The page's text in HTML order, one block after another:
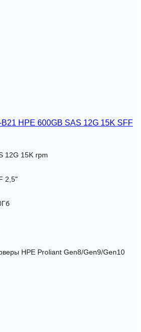
HPE 600GB SAS 12G 15K SFF
12G 15K rpm
2,5"
HPE Proliant Gen8/Gen9/Gen10